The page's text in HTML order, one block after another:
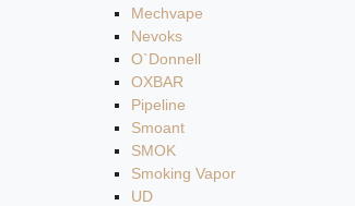
Mechvape
Nevoks
O`Donnell
OXBAR
Pipeline
Smoant
SMOK
Smoking Vapor
UD